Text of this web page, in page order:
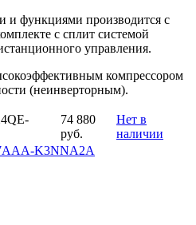
и функциями производится с
с сплит системой
управления.
компрессором
(неинверторным).
74 880
руб.
Нет в
наличии
K3NNA2A